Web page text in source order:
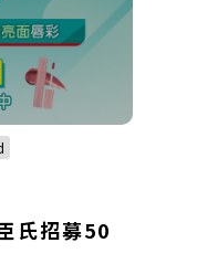
氏招募50